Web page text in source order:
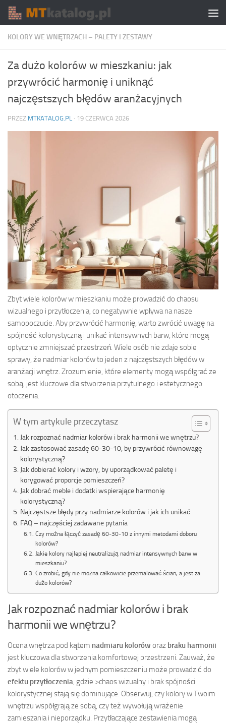
Skip to content
KOLORY WE WNĘTRZACH – PALETY I ZESTAWY
Za dużo kolorów w mieszkaniu: jak
przywrócić harmonię i uniknąć
najczęstszych błędów aranżacyjnych
PRZEZ MTKATALOG.PL · 19 CZERWCA 2026
Zbyt wiele kolorów w mieszkaniu może prowadzić do chaosu
wizualnego i przytłoczenia, co negatywnie wpływa na nasze
samopoczucie. Aby przywrócić harmonię, warto zwrócić uwagę na
spójność kolorystyczną i unikać intensywnych barw, które mogą
optycznie zmniejszać przestrzeń. Wiele osób nie zdaje sobie
sprawy, że nadmiar kolorów to jeden z najczęstszych błędów w
aranżacji wnętrz. Zrozumienie, które elementy mogą współgrać ze
sobą, jest kluczowe dla stworzenia przytulnego i estetycznego
otoczenia.
W tym artykule przeczytasz
Jak rozpoznać nadmiar kolorów i brak harmonii we wnętrzu?
Jak zastosować zasadę 60-30-10, by przywrócić równowagę
kolorystyczną?
Jak dobierać kolory i wzory, by uporządkować paletę i
korygować proporcje pomieszczeń?
Jak dobrać meble i dodatki wspierające harmonię
kolorystyczną?
Najczęstsze błędy przy nadmiarze kolorów i jak ich unikać
FAQ – najczęściej zadawane pytania
Czy można łączyć zasadę 60-30-10 z innymi metodami doboru
kolorów?
Jakie kolory najlepiej neutralizują nadmiar intensywnych barw w
mieszkaniu?
Co zrobić, gdy nie można całkowicie przemalować ścian, a jest za
dużo kolorów?
Jak rozpoznać nadmiar kolorów i brak
harmonii we wnętrzu?
Ocena wnętrza pod kątem nadmiaru kolorów oraz braku harmonii
jest kluczowa dla stworzenia komfortowej przestrzeni. Zauważ, że
zbyt wiele kolorów w jednym pomieszczeniu może prowadzić do
efektu przytłoczenia , gdzie >chaos wizualny i brak spójności
kolorystycznej stają się dominujące. Obserwuj, czy kolory w Twoim
wnętrzu współgrają ze sobą, czy też wywołują wrażenie
zamieszania i nieporządku. Przytłaczające zestawienia mogą